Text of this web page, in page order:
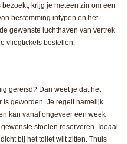
krijg je meteen zin om een
bestemming intypen en het
gewenste luchthaven van vertrek
vliegtickets bestellen.
gereisd? Dan weet je dat het
geworden. Je regelt namelijk
kan vanaf ongeveer een week
stoelen reserveren. Ideaal
bij het toilet wilt zitten. Thuis